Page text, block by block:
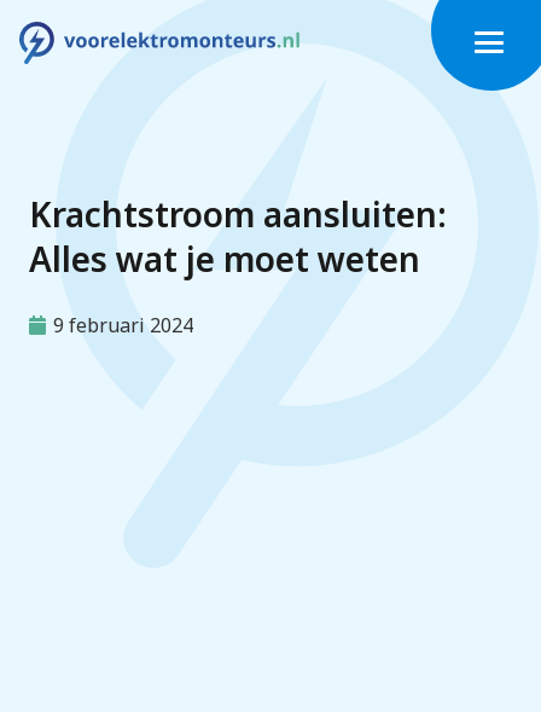
Krachtstroom aansluiten:
Alles wat je moet weten
9 februari 2024